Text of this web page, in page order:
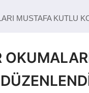
MUSTAFA KUTLU